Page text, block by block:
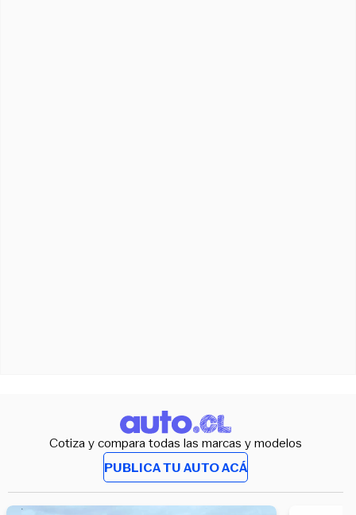
Cotiza y compara todas las marcas y modelos
PUBLICA TU AUTO ACÁ